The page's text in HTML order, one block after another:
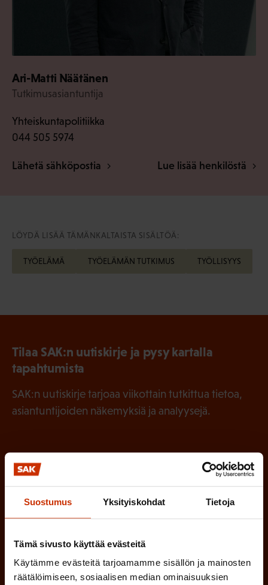
Suostumus Yksityiskohdat Tietoja
Tämä sivusto käyttää evästeitä
Käytämme evästeitä tarjoamamme sisällön ja mainosten
räätälöimiseen, sosiaalisen median ominaisuuksien
Ari-Matti Näätänen
Tutkimusasiantuntija
Yhteiskuntapolitiikka
044 505 5974
Lähetä sähköpostia Lue lisää henkilöstä
LÖYDÄ LISÄÄ TÄMÄNKALTAISTA SISÄLTÖÄ:
TYÖELÄMÄ TYÖELÄMÄN TUTKIMUS TYÖLLISYYS
Tilaa SAK:n uutiskirje ja pysy kartalla
tapahtumista
SAK:n uutiskirje tarjoaa viikottain tutkittua tietoa,
asiantuntijoiden näkemyksiä ja analyysejä.
Etunimi
(
P
a
k
o
l
Sukunimi
P
a